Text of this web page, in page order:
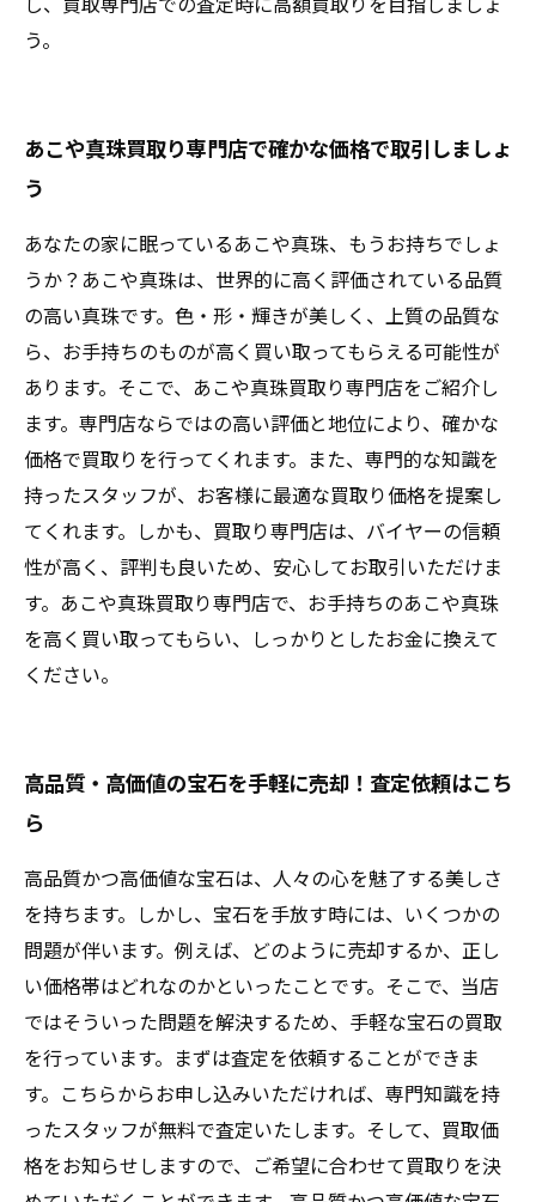
う。
あこや真珠買取り専門店で確かな価格で取引しましょ
う
あなたの家に眠っているあこや真珠、もうお持ちでしょ
うか？あこや真珠は、世界的に高く評価されている品質
の高い真珠です。色・形・輝きが美しく、上質の品質な
ら、お手持ちのものが高く買い取ってもらえる可能性が
あります。そこで、あこや真珠買取り専門店をご紹介し
ます。専門店ならではの高い評価と地位により、確かな
価格で買取りを行ってくれます。また、専門的な知識を
持ったスタッフが、お客様に最適な買取り価格を提案し
てくれます。しかも、買取り専門店は、バイヤーの信頼
性が高く、評判も良いため、安心してお取引いただけま
す。あこや真珠買取り専門店で、お手持ちのあこや真珠
を高く買い取ってもらい、しっかりとしたお金に換えて
ください。
高品質・高価値の宝石を手軽に売却！査定依頼はこち
ら
高品質かつ高価値な宝石は、人々の心を魅了する美しさ
を持ちます。しかし、宝石を手放す時には、いくつかの
問題が伴います。例えば、どのように売却するか、正し
い価格帯はどれなのかといったことです。そこで、当店
ではそういった問題を解決するため、手軽な宝石の買取
を行っています。まずは査定を依頼することができま
す。こちらからお申し込みいただければ、専門知識を持
ったスタッフが無料で査定いたします。そして、買取価
格をお知らせしますので、ご希望に合わせて買取りを決